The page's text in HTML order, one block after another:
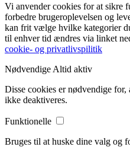
Vi anvender cookies for at sikre
forbedre brugeroplevelsen og
kan frit vælge hvilke kategorier
til enhver tid ændres via linket
cookie- og privatlivspilitik
Nødvendige Altid aktiv
Disse cookies er nødvendige
ikke deaktiveres.
Funktionelle
Bruges til at huske dine valg og